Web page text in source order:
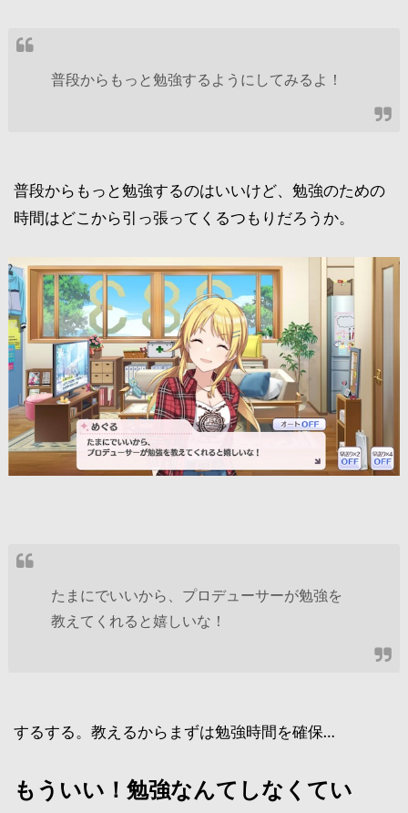
普段からもっと勉強するようにしてみるよ！
普段からもっと勉強するのはいいけど、勉強のための
時間はどこから引っ張ってくるつもりだろうか。
たまにでいいから、プロデューサーが勉強を
教えてくれると嬉しいな！
するする。教えるからまずは勉強時間を確保…
もういい！勉強なんてしなくてい